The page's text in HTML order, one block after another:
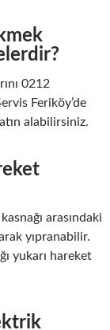
0212
Feriköy’de
alabilirsiniz.
arasındaki
yıpranabilir.
yukarı hareket